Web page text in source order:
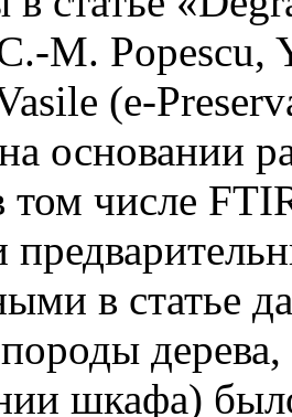
M. Popescu,
(е-
основании
том числе
в статье
шкафа)